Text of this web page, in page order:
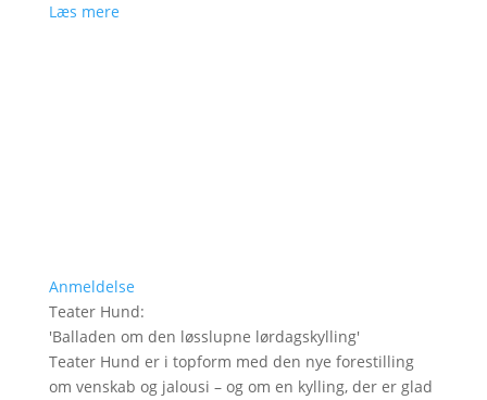
Læs mere
Anmeldelse
Teater Hund:
'Balladen om den løsslupne lørdagskylling'
Teater Hund er i topform med den nye forestilling
om venskab og jalousi – og om en kylling, der er glad